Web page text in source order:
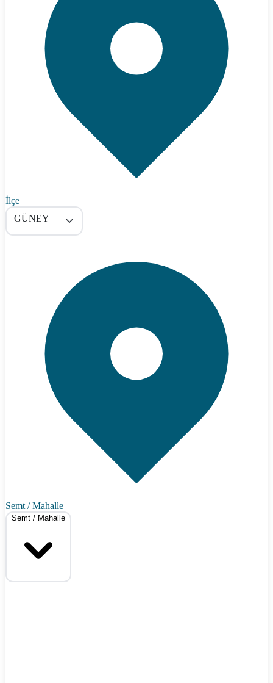
İlçe
GÜNEY
Semt / Mahalle
Semt / Mahalle